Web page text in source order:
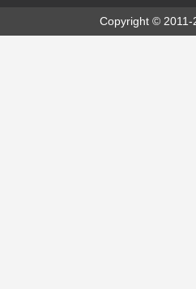
Copyright ©